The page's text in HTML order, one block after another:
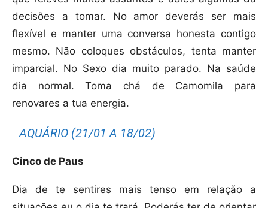
decisões a tomar. No amor deverás ser mais
flexível e manter uma conversa honesta contigo
mesmo. Não coloques obstáculos, tenta manter
imparcial. No Sexo dia muito parado. Na saúde
dia normal. Toma chá de Camomila para
renovares a tua energia.
AQUÁRIO (21/01 A 18/02)
Cinco de Paus
Dia de te sentires mais tenso em relação a